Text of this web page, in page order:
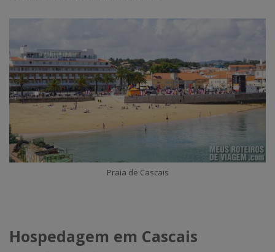
Praia de Cascais
Hospedagem em Cascais